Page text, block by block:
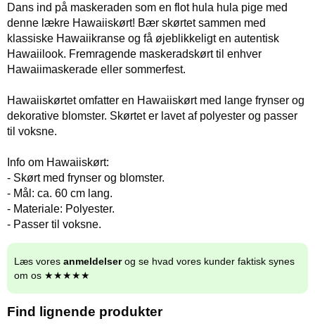
Dans ind på maskeraden som en flot hula hula pige med
denne lækre Hawaiiskørt! Bær skørtet sammen med
klassiske Hawaiikranse og få øjeblikkeligt en autentisk
Hawaiilook. Fremragende maskeradskørt til enhver
Hawaiimaskerade eller sommerfest.
Hawaiiskørtet omfatter en Hawaiiskørt med lange frynser og
dekorative blomster. Skørtet er lavet af polyester og passer
til voksne.
Info om Hawaiiskørt:
- Skørt med frynser og blomster.
- Mål: ca. 60 cm lang.
- Materiale: Polyester.
- Passer til voksne.
Læs vores anmeldelserog se hvad vores kunder faktisk synes
om os ★★★★★
Find lignende produkter